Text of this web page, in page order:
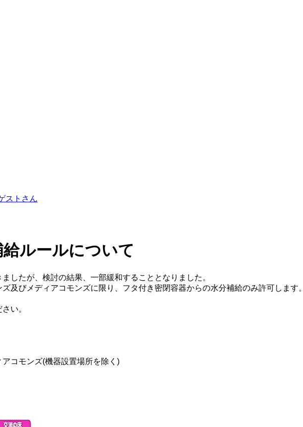
ストさん
ルールについて
したが、検討の結果、一部緩和することとなりました。
及びメディアコモンズに限り、フタ付き密閉容器からの水分補給のみ許可します。
い。
コモンズ(機器設置場所を除く)